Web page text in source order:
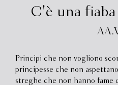
C'è una
Principi che non vogliono
principesse che non
streghe che non hanno